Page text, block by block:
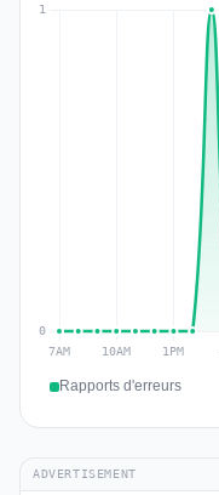
Rapports d'erreurs
ADVERTISEMENT